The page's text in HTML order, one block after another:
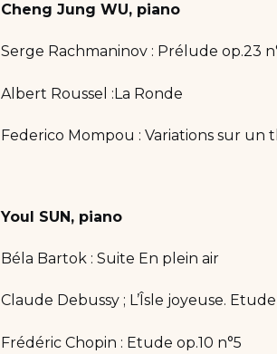
Cheng Jung WU, piano
Serge Rachmaninov : Prélude op.23
Albert Roussel :La Ronde
Federico Mompou : Variations sur un
Youl SUN, piano
Béla Bartok : Suite En plein air
Claude Debussy ; L’Îsle joyeuse.
Frédéric Chopin : Etude op.10 n°5